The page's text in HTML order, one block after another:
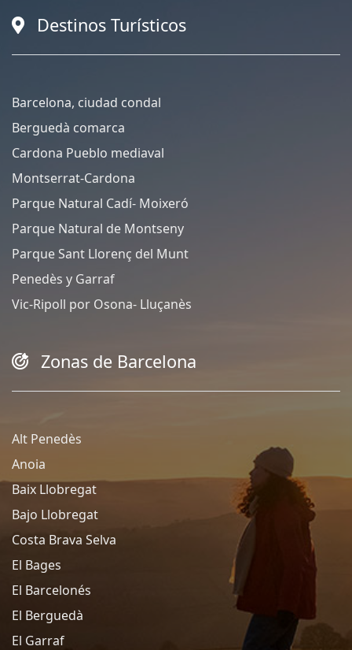
Destinos Turísticos
Barcelona, ciudad condal
Berguedà comarca
Cardona Pueblo mediaval
Montserrat-Cardona
Parque Natural Cadí- Moixeró
Parque Natural de Montseny
Parque Sant Llorenç del Munt
Penedès y Garraf
Vic-Ripoll por Osona- Lluçanès
Zonas de Barcelona
Alt Penedès
Anoia
Baix Llobregat
Bajo Llobregat
Costa Brava Selva
El Bages
El Barcelonés
El Berguedà
El Garraf